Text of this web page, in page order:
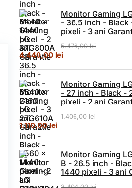
Monitor Gaming
- 36.5 inch - Black
pixeli - 3 ani
5.476,00lei
Prețul inițial a fost: 5.476,00 lei.
4.440,00 leiPrețul curent este:
Monitor Gaming
- 27 inch - Black -
pixeli - 2 ani
1.406,00lei
Prețul inițial a fost: 1.406,00 lei.
1.110,00leiPrețul curent este:
Monitor Gaming
B - 26.5 inch -
1440 pixeli - 3 ani